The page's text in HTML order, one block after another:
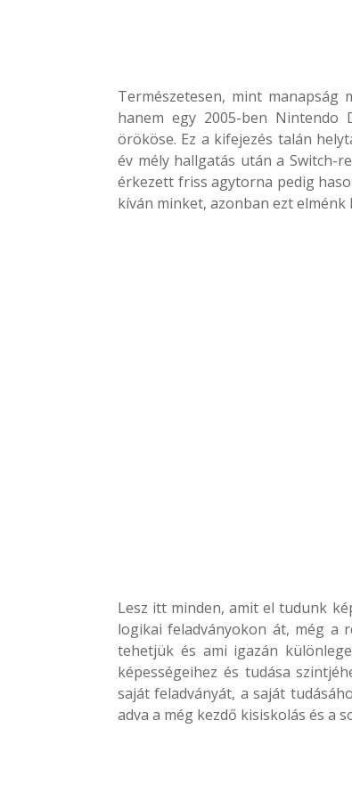
Természetesen, mint manapság
hanem egy 2005-ben Nintendo
örököse. Ez a kifejezés talán
év mély hallgatás után a Switch-
érkezett friss agytorna pedig
kíván minket, azonban ezt
Lesz itt minden, amit el tudunk
logikai feladványokon át, még a
tehetjük és ami igazán
képességeihez és tudása
saját feladványát, a saját
adva a még kezdő kisiskolás és a